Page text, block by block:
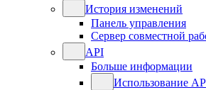
История изменений
Панель управления
Сервер совместной
API
Больше информации
Использование